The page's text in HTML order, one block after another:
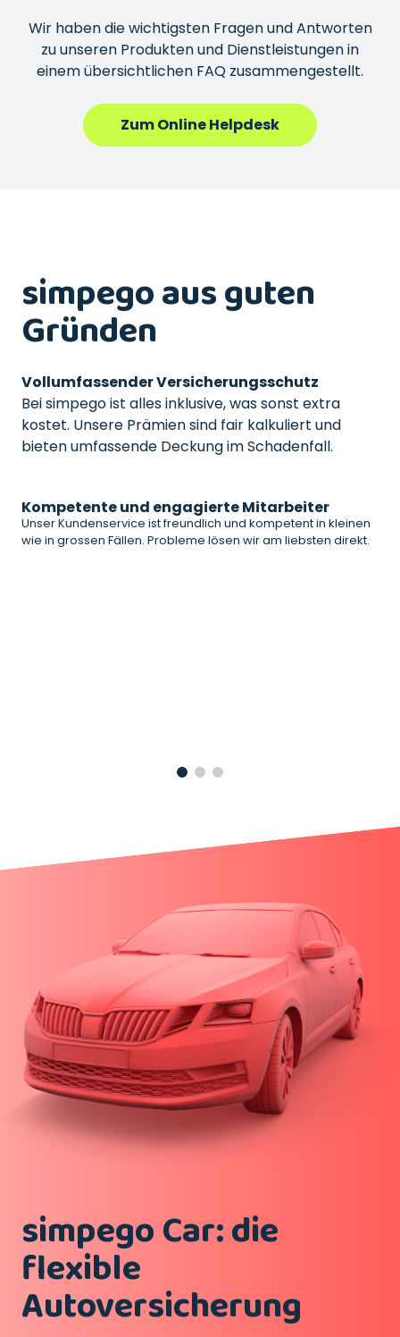
Wir haben die wichtigsten Fragen und Antworten
zu unseren Produkten und Dienstleistungen in
einem übersichtlichen FAQ zusammengestellt.
Zum Online Helpdesk
simpego aus guten
Gründen
Vollumfassender Versicherungsschutz
Bei simpego ist alles inklusive, was sonst extra
kostet. Unsere Prämien sind fair kalkuliert und
bieten umfassende Deckung im Schadenfall.
Kompetente und engagierte Mitarbeiter
Unser Kundenservice ist freundlich und kompetent in kleinen
wie in grossen Fällen. Probleme lösen wir am liebsten direkt.
simpego Car: die
flexible
Autoversicherung